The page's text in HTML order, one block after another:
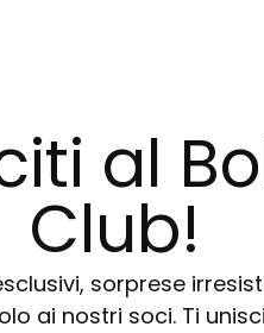
al
Club!
sorprese
ai nostri soci. Ti